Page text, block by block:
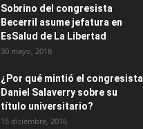
Sobrino del congresista
Becerril asume jefatura en
EsSalud de La Libertad
30 mayo, 2018
¿Por qué mintió el congresista
Daniel Salaverry sobre su
título universitario?
15 diciembre, 2016